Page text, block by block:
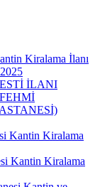
Kiralama İlanı
İLANI
Kantin Kiralama
Kantin Kiralama